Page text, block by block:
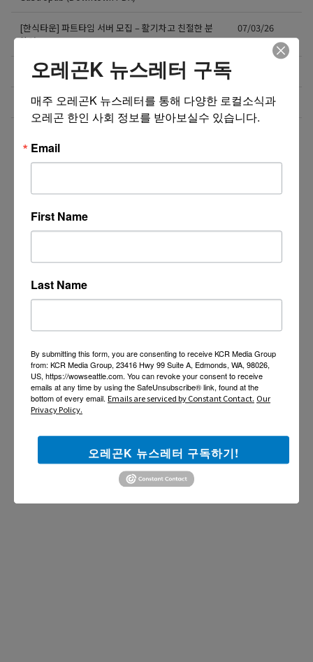
[한식타운] 파트타임 서버 모집 – 활기차고 친절한 분
환영!
07/03/26
Business Development Manager
2차전지 장비 설치 및 유지보수 인재 채용 07/02/26
오레곤K 뉴스레터 구독
매주 오레곤K 뉴스레터를 통해 다양한 로컬소식과
오레곤 한인 사회 정보를 받아보실수 있습니다.
Email
First Name
Last Name
By submitting this form, you are consenting to receive KCR Media Group
from: KCR Media Group, 23416 Hwy 99 Suite A, Edmonds, WA, 98026,
US, https://wowseattle.com. You can revoke your consent to receive
emails at any time by using the SafeUnsubscribe® link, found at the
bottom of every email. Emails are serviced by Constant Contact. Our
Privacy Policy.
오레곤K 뉴스레터 구독하기!